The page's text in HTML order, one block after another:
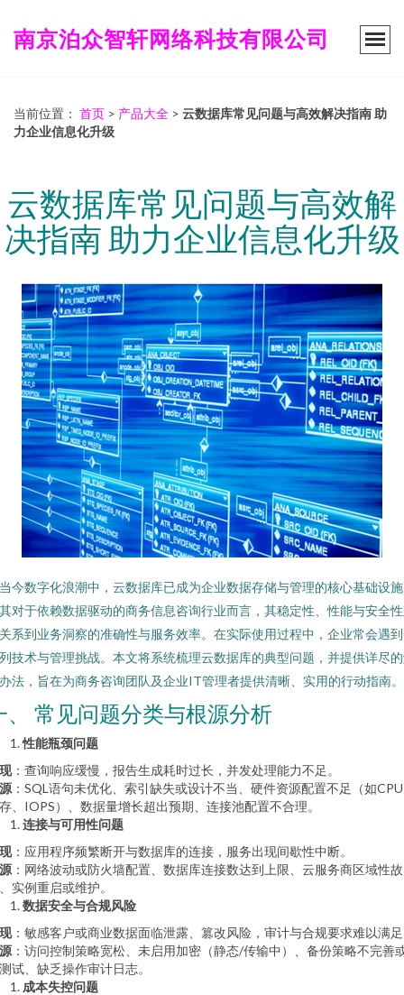
南京泊众智轩网络科技有限公司
当前位置： 首页 > 产品大全 > 云数据库常见问题与高效解决指南 助
力企业信息化升级
云数据库常见问题与高效解
决指南 助力企业信息化升级
今数字化浪潮中，云数据库已成为企业数据存储与管理的核心基础设
对于依赖数据驱动的商务信息咨询行业而言，其稳定性、性能与安全
系到业务洞察的准确性与服务效率。在实际使用过程中，企业常会遇
技术与管理挑战。本文将系统梳理云数据库的典型问题，并提供详尽
法，旨在为商务咨询团队及企业IT管理者提供清晰、实用的行动指南。
、 常见问题分类与根源分析
性能瓶颈问题
：查询响应缓慢，报告生成耗时过长，并发处理能力不足。
：SQL语句未优化、索引缺失或设计不当、硬件资源配置不足（如
、IOPS）、数据量增长超出预期、连接池配置不合理。
连接与可用性问题
：应用程序频繁断开与数据库的连接，服务出现间歇性中断。
：网络波动或防火墙配置、数据库连接数达到上限、云服务商区域性故
实例重启或维护。
数据安全与合规风险
：敏感客户或商业数据面临泄露、篡改风险，审计与合规要求难以满
：访问控制策略宽松、未启用加密（静态/传输中）、备份策略不完善
试、缺乏操作审计日志。
成本失控问题